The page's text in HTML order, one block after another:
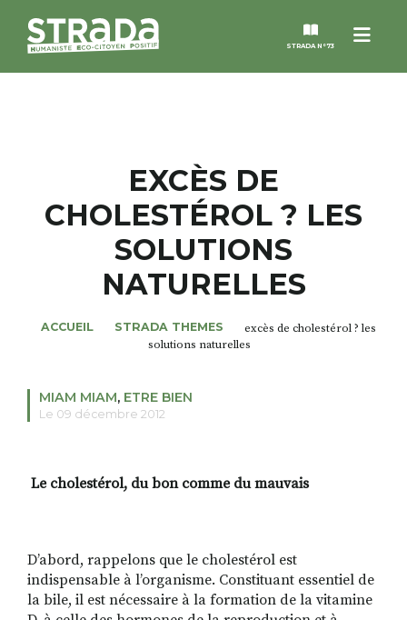
Menu
STRADA N°73
NOS THÈMES
STRADA’DATES
ALTER STRADA
RECHERCHER
S'ABONNER
EXCÈS DE
CHOLESTÉROL ? LES
SOLUTIONS
NATURELLES
ACCUEIL STRADA THEMES
excès de cholestérol ? les
solutions naturelles
MIAM MIAM, ETRE BIEN
Le 09 décembre 2012
Le cholestérol, du bon comme du mauvais
D’abord, rappelons que le cholestérol est
indispensable à l’organisme. Constituant essentiel de
la bile, il est nécessaire à la formation de la vitamine